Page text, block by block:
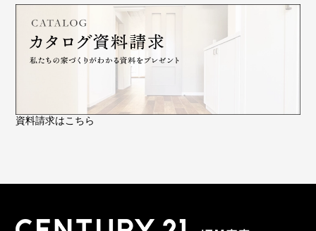
資料請求はこちら